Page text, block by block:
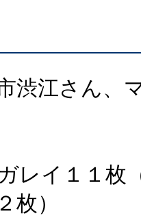
渋江さん、
レイ１１枚
枚）